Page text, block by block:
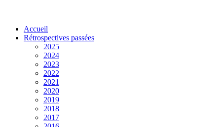
Accueil
Rétrospectives passées
2025
2024
2023
2022
2021
2020
2019
2018
2017